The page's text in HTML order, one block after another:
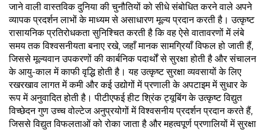
जाने वाली वास्तविक दुनिया की चुनौतियों को सीधे संबोधित करने वाले अपने
व्यापक प्रदर्शन लाभों के माध्यम से असाधारण मूल्य प्रदान करती है। उत्कृष्ट
रासायनिक प्रतिरोधकता सुनिश्चित करती है कि वह ऐसे वातावरणों में लंबे
समय तक विश्वसनीयता बनाए रखे, जहाँ मानक सामग्रियाँ विफल हो जाती हैं,
जिससे मूल्यवान उपकरणों की कार्बनिक पदार्थों से सुरक्षा होती है और संचालन
के आयु-काल में काफी वृद्धि होती है। यह उत्कृष्ट सुरक्षा व्यवसायों के लिए
रखरखाव लागत में कमी और कई उद्योगों में प्रणाली के अपटाइम में सुधार के
रूप में अनुवादित होती है। पीटीएफई हीट श्रिंक ट्यूबिंग के उत्कृष्ट विद्युत
विच्छेदन गुण उच्च वोल्टेज अनुप्रयोगों में विश्वसनीय प्रदर्शन प्रदान करते हैं,
जिससे विद्युत विफलताओं को रोका जाता है और महत्वपूर्ण प्रणालियों में सुरक्षा